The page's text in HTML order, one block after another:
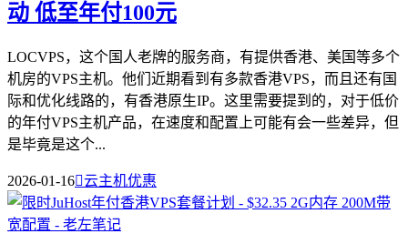
动 低至年付100元
LOCVPS，这个国人老牌的服务商，有提供香港、美国等多个
机房的VPS主机。他们近期看到有多款香港VPS，而且还有国
际和优化线路的，有香港原生IP。这里需要提到的，对于低价
的年付VPS主机产品，在速度和配置上可能有会一些差异，但
是毕竟是这个...
2026-01-16云主机优惠